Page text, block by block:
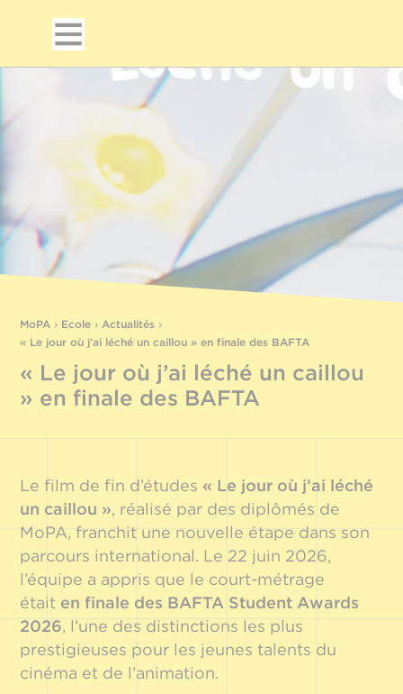
MoPA › Ecole ›Actualités ›
« Le jour où j’ai léché un caillou » en finale des BAFTA
« Le jour où j’ai léché un caillou
» en finale des BAFTA
Le film de fin d’études « Le jour où j’ai léché
un caillou », réalisé par des diplômés de
MoPA, franchit une nouvelle étape dans son
parcours international. Le 22 juin 2026,
l’équipe a appris que le court-métrage
était en finale des BAFTA Student Awards
2026, l’une des distinctions les plus
prestigieuses pour les jeunes talents du
cinéma et de l’animation.